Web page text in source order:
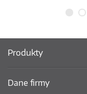
Produkty
Dane firmy